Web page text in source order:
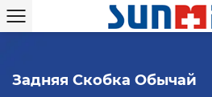
Задняя Скобка Обычай